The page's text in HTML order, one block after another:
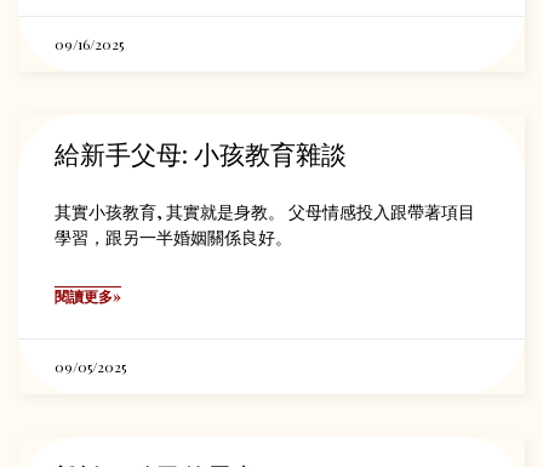
09/16/2025
給新手父母: 小孩教育雜談
其實小孩教育, 其實就是身教。 父母情感投入跟帶著項目
學習，跟另一半婚姻關係良好。
閱讀更多»
09/05/2025